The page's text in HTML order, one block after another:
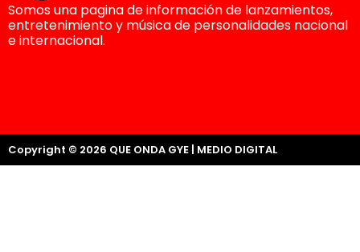
Somos una pagina de información de lanzamientos,
entretenimiento y música de personalidades nacional
e internacional.
Copyright © 2026 QUE ONDA GYE | MEDIO DIGITAL